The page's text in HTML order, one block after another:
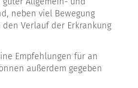
neben viel Bewegung
Verlauf der Erkrankung
Empfehlungen für an
außerdem gegeben